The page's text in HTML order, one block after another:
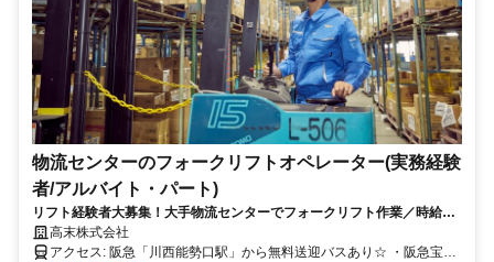
物流センターのフォークリフトオペレーター(実務経験
者/アルバイト・パート)
リフト経験者大募集！大手物流センターでフォークリフト作業／時給
1,450円～／週4日以上の安定勤務！
高末株式会社
アクセス: 阪急「川西能勢口駅」から無料送迎バスあり☆ ・阪急宝塚